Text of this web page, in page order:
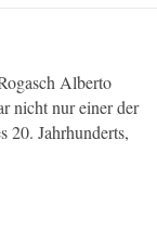
Alberto
nicht nur einer der
20. Jahrhunderts,